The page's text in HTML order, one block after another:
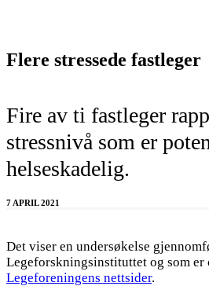
Flere stressede fastleger
Fire av ti fastleger
stressnivå som er
helseskadelig.
7 APRIL 2021
Det viser en undersøkelse
Legeforskningsinstituttet og som er
Legeforeningens nettsider.